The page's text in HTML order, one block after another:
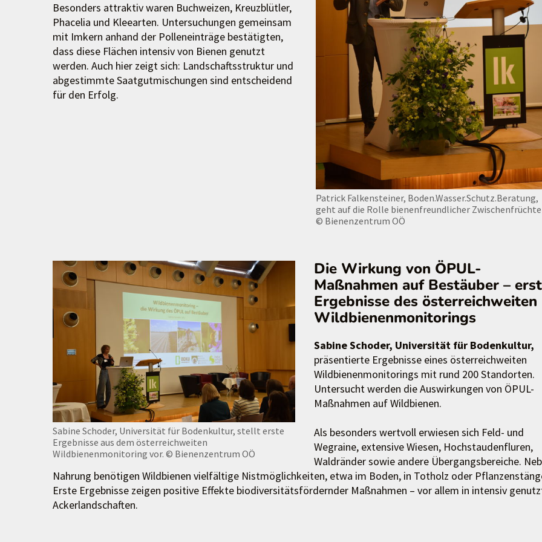
Patrick Falkensteiner, Boden.Wasser.Schutz.Beratung,
geht auf die Rolle bienenfreundlicher
© Bienenzentrum OÖ
Besonders attraktiv waren Buchweizen, Kreuzblütler,
Phacelia und Kleearten. Untersuchungen gemeinsam
mit Imkern anhand der Polleneinträge bestätigten,
dass diese Flächen intensiv von Bienen genutzt
werden. Auch hier zeigt sich: Landschaftsstruktur und
abgestimmte Saatgutmischungen sind entscheidend
für den Erfolg.
Sabine Schoder, Universität für Bodenkultur, stellt erste
Ergebnisse aus dem österreichweiten
Wildbienenmonitoring vor. © Bienenzentrum OÖ
Die Wirkung von ÖPUL-
Maßnahmen auf Bestäuber –
Ergebnisse des österreichweiten
Wildbienenmonitorings
Sabine Schoder, Universität für Bodenkultur,
präsentierte Ergebnisse eines österreichweiten
Wildbienenmonitorings mit rund 200 Standorten.
Untersucht werden die Auswirkungen von ÖPUL-
Maßnahmen auf Wildbienen.
Als besonders wertvoll erwiesen sich Feld- und
Wegraine, extensive Wiesen, Hochstaudenfluren,
Waldränder sowie andere Übergangsbereiche.
Nahrung benötigen Wildbienen vielfältige Nistmöglichkeiten, etwa im Boden, in Totholz oder
Erste Ergebnisse zeigen positive Effekte biodiversitätsfördernder Maßnahmen – vor allem in intensiv
Ackerlandschaften.